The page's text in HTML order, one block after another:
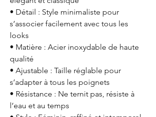
• Détail : Style minimaliste pour
s’associer facilement avec tous les
looks
• Matière : Acier inoxydable de haute
qualité
• Ajustable : Taille réglable pour
s’adapter à tous les poignets
• Résistance : Ne ternit pas, résiste à
l’eau et au temps